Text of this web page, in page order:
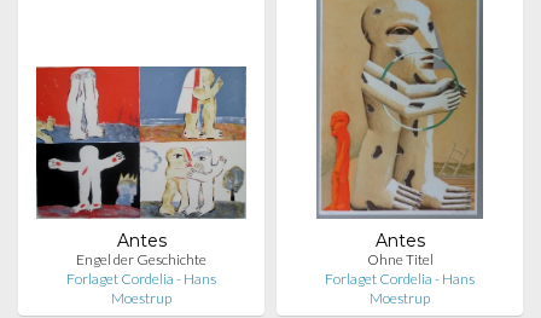
Antes
Engel der Geschichte
Forlaget Cordelia - Hans
Moestrup
Antes
Ohne Titel
Forlaget Cordelia - Hans
Moestrup